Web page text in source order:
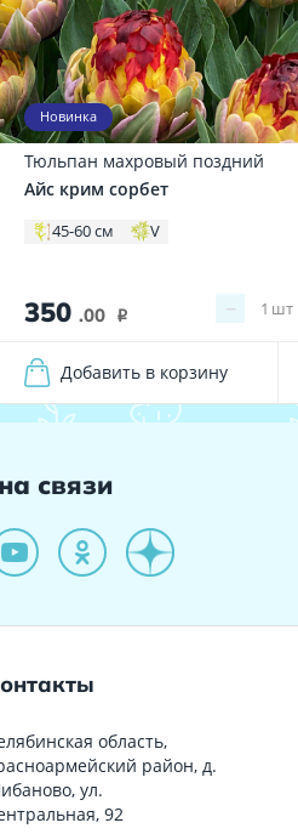
Новинка
Тюльпан махровый поздний
Айс крим сорбет
45-60 см V
350 .00 i − 1 шт
Добавить в корзину
связи
область,
район, д.
ул.
92